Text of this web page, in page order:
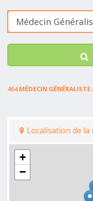
464MÉDECIN GÉNÉRALISTE
Localisation de la
+
−